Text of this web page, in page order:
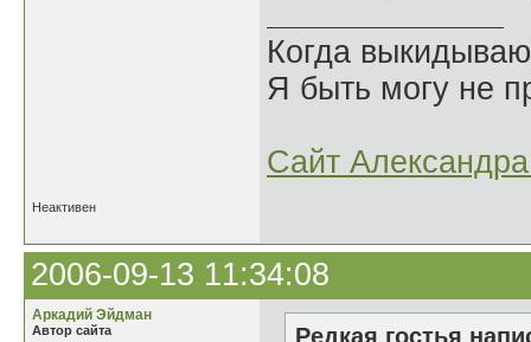
Когда
Я быть могу не
Сайт
Неактивен
2006-09-13 11:34:08
Аркадий Эйдман
Автор сайта Редкая гостья